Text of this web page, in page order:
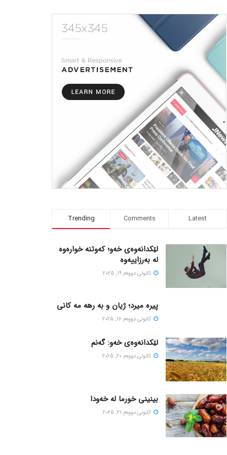
Trending Comments Latest
لێکدانەوەی خەو؛ کەوتنە خوارەوە
لە بەرزاییەوە
كانونی دووه‌م 19, 2025
پیره میرد؛ ژیان و به رهه مه کانی
كانونی دووه‌م 16, 2025
لێکدانەوەی خەو: گەنم
كانونی دووه‌م 20, 2025
بینینی خورما لە خەودا
كانونی دووه‌م 21, 2025